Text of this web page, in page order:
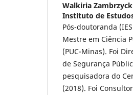
Walkiria
Instituto de Estudos
Pós-doutoranda
Mestre em Ciência
(PUC-Minas). Foi
de Segurança
pesquisadora do
(2018). Foi